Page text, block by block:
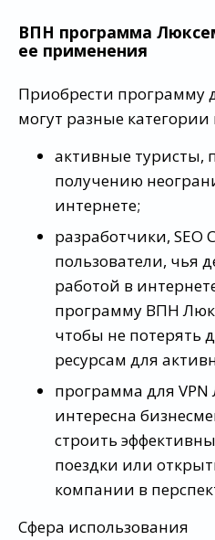
ВПН программа
ее применения
Приобрести программу
могут разные категории
активные туристы,
получению
интернете;
разработчики, SEO
пользователи, чья
работой в
программу ВПН
чтобы не потерять
ресурсам для
программа для
интересна
строить
поездки или
компании в
Сфера использования